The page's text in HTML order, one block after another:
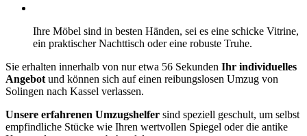
Ihre Möbel sind in besten Händen, sei es eine schicke Vitrine,
ein praktischer Nachttisch oder eine robuste Truhe.
Sie erhalten innerhalb von nur etwa 56 Sekunden Ihr individuelles
Angebot und können sich auf einen reibungslosen Umzug von
Solingen nach Kassel verlassen.
Unsere erfahrenen Umzugshelfer sind speziell geschult, um selbst
empfindliche Stücke wie Ihren wertvollen Spiegel oder die antike